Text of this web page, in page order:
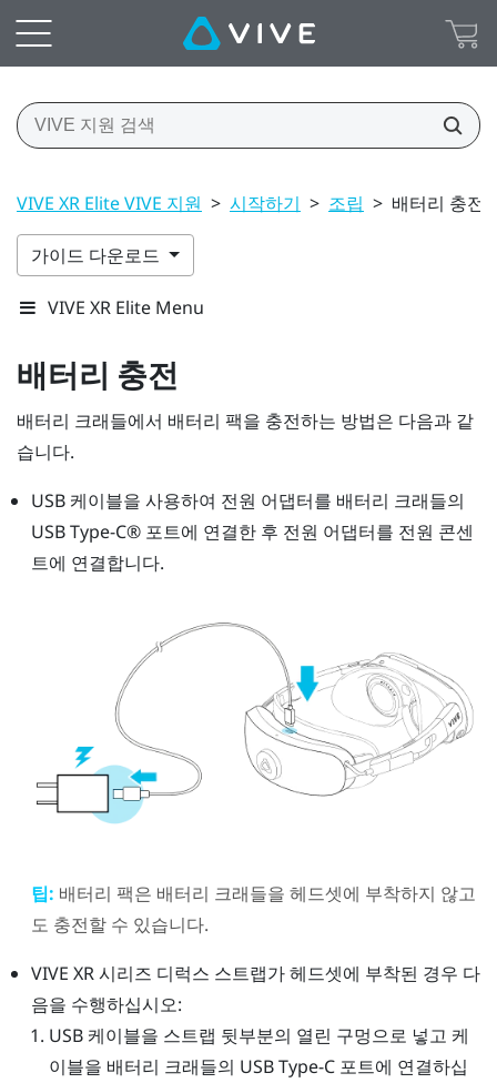
VIVE XR Elite VIVE 지원 > 시작하기 > 조립 > 배터리 충전
가이드 다운로드
VIVE XR Elite Menu
배터리 충전
배터리 크래들에서 배터리 팩을 충전하는 방법은 다음과 같
습니다.
USB 케이블을 사용하여 전원 어댑터를 배터리 크래들의
USB Type-C®포트에 연결한 후 전원 어댑터를 전원 콘센
트에 연결합니다.
팁: 배터리 팩은 배터리 크래들을 헤드셋에 부착하지 않고
도 충전할 수 있습니다.
VIVE XR 시리즈 디럭스 스트랩가 헤드셋에 부착된 경우 다
음을 수행하십시오:
USB 케이블을 스트랩 뒷부분의 열린 구멍으로 넣고 케
이블을 배터리 크래들의 USB Type-C포트에 연결하십